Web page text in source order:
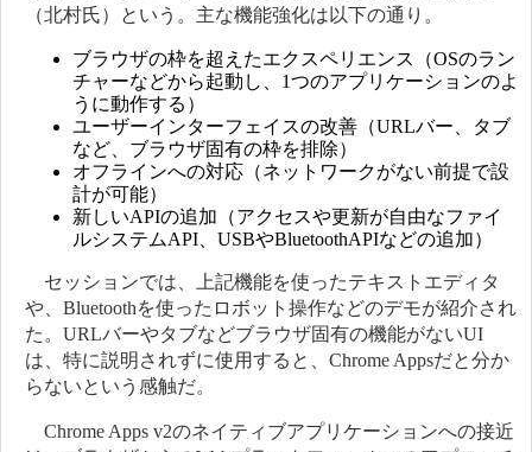
（北村氏）という。主な機能強化は以下の通り。
ブラウザの枠を超えたエクスペリエンス（OSのラン
チャーなどから起動し、1つのアプリケーションのよ
うに動作する）
ユーザーインターフェイスの改善（URLバー、タブ
など、ブラウザ固有の枠を排除）
オフラインへの対応（ネットワークがない前提で設
計が可能）
新しいAPIの追加（アクセスや更新が自由なファイ
ルシステムAPI、USBやBluetoothAPIなどの追加）
セッションでは、上記機能を使ったテキストエディタ
や、Bluetoothを使ったロボット操作などのデモが紹介され
た。URLバーやタブなどブラウザ固有の機能がないUI
は、特に説明されずに使用すると、Chrome Appsだと分か
らないという感触だ。
Chrome Apps v2のネイティブアプリケーションへの接近